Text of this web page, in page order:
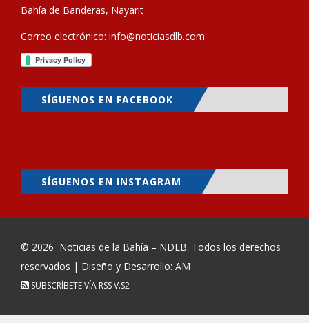
Bahía de Banderas, Nayarit
Correo electrónico: info@noticiasdlb.com
SÍGUENOS EN FACEBOOK
SÍGUENOS EN INSTAGRAM
© 2026 Noticias de la Bahía – NDLB. Todos los derechos
reservados | Diseño y Desarrollo: AM
SUBSCRÍBETE VÍA RSSV.S2